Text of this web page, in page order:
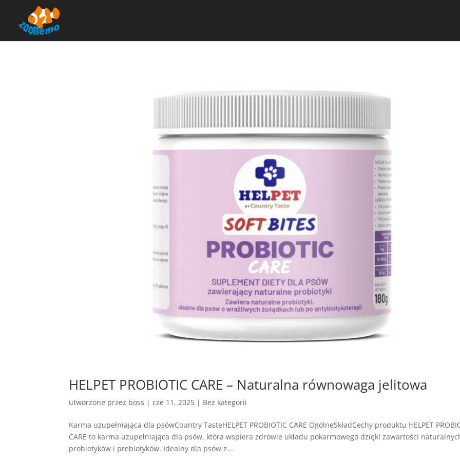
HELPET PROBIOTIC CARE – Naturalna równowaga jelitowa
utworzone przez boss |cze 11, 2025 | Bez kategorii
Karma uzupełniająca dla psówCountry TasteHELPET PROBIOTIC CARE OgólneSkładCechy produktu HELPET
CARE to karma uzupełniająca dla psów, która wspiera zdrowie układu pokarmowego dzięki zawartości
probiotyków i prebiotyków. Idealny dla psów z...